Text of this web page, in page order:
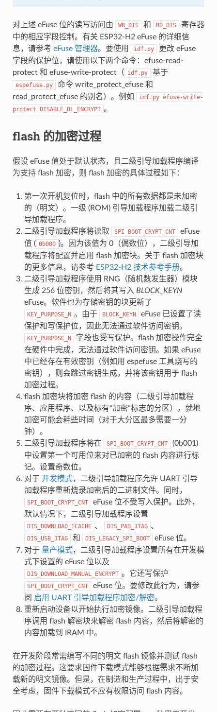
对上述 eFuse 位的读写访问由 WR_DIS 和 RD_DIS
寄存器
中的相应字段控制。有关 ESP32-H2 eFuse 的详细信
息，请参考 eFuse 管理器。要使用 idf.py
更改 eFuse
字段的保护位，请使用以下两个命令：efuse-read-
protect 和 efuse-write-protect（
idf.py 基于
espefuse.py
命令 write_protect_efuse 和
read_protect_efuse 的别名）。例如
idf.py efuse-write-
protect
DISABLE_DL_ENCRYPT 。
flash 的加密过程
假设 eFuse 值处于默认状态，且二级引导加载程序编译
为支持 flash 加密，则 flash 加密的具体过程如下：
第一次开机复位时，flash 中的所有数据都是未加密
的（明文）。一级 (ROM) 引导加载程序加载二级引
导加载程序。
二级引导加载程序将读取
SPI_BOOT_CRYPT_CNT
eFuse
值 ( 0b000 )。因为该值为 0（偶数位），二级引导加
载程序将配置并启用 flash 加密块。关于 flash 加密块
的更多信息，请参考 ESP32-H2 技术参考手册。
二级引导加载程序使用 RNG（随机数发生器）模块
生成 256 位密钥，然后将其写入 BLOCK_KEYN
eFuse。软件也为存储密钥的块更新了
KEY_PURPOSE_N 。由于 BLOCK_KEYN
eFuse 已设置了读
保护和写保护位，因此无法通过软件访问密钥。
KEY_PURPOSE_N
字段也受写保护。flash 加密操作完全
在硬件中完成，无法通过软件访问密钥。如果 eFuse
中已经存在有效密钥（例如用 espefuse 工具烧写的
密钥），则会跳过密钥生成，并将该密钥用于 flash
加密过程。
flash 加密块将加密 flash 的内容（二级引导加载程
序、应用程序、以及标有“加密”标志的分区）。就地
加密可能会耗些时间（对于大分区最多需要一分
钟）。
二级引导加载程序将在
SPI_BOOT_CRYPT_CNT
(0b001)
中设置第一个可用位来对已加密的 flash 内容进行标
记。设置奇数位。
对于 开发模式，二级引导加载程序允许 UART 引导
加载程序重新烧录加密后的二进制文件。同时，
SPI_BOOT_CRYPT_CNT
eFuse 位不受写入保护。此外，
默认情况下，二级引导加载程序设置
DIS_DOWNLOAD_ICACHE 、 DIS_PAD_JTAG 、
DIS_USB_JTAG 和 DIS_LEGACY_SPI_BOOT
eFuse 位。
对于 量产模式，二级引导加载程序设置所有在开发模
式下设置的 eFuse 位以及
DIS_DOWNLOAD_MANUAL_ENCRYPT 。它还写保护
SPI_BOOT_CRYPT_CNT
eFuse 位。要修改此行为，请参
阅 启用 UART 引导加载程序加密/解密。
重新启动设备以开始执行加密镜像。二级引导加载程
序调用 flash 解密块来解密 flash 内容，然后将解密的
内容加载到 IRAM 中。
在开发阶段常需编写不同的明文 flash 镜像并测试 flash
的加密过程。这要求固件下载模式能够根据需求不断加
载新的明文镜像。但是，在制造和生产过程中，出于安
全考虑，固件下载模式不应有权限访问 flash 内容。